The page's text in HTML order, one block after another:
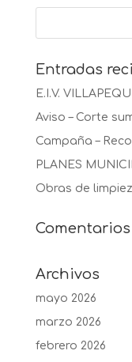
Entradas
E.I.V.
Aviso – Corte
Campaña –
PLANES
Obras de
Archivos
mayo 2026
marzo 2026
febrero 2026